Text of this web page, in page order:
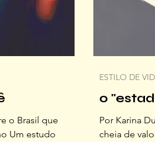
o Brasil que
Um estudo
o
Por Karina
cheia de
ESTILO DE